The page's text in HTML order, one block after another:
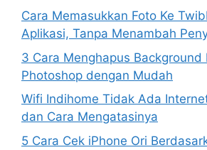
Cara Memasukkan Foto Ke
Aplikasi, Tanpa Menambah
3 Cara Menghapus Background
Photoshop dengan Mudah
Wifi Indihome Tidak Ada
dan Cara Mengatasinya
5 Cara Cek iPhone Ori